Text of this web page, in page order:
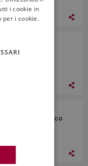
2019
Chianti Classico
i cookie in
per i cookie.